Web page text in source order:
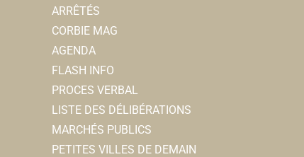
ARRÊTÉS
CORBIE MAG
AGENDA
FLASH INFO
PROCES VERBAL
LISTE DES DÉLIBÉRATIONS
MARCHÉS PUBLICS
PETITES VILLES DE DEMAIN